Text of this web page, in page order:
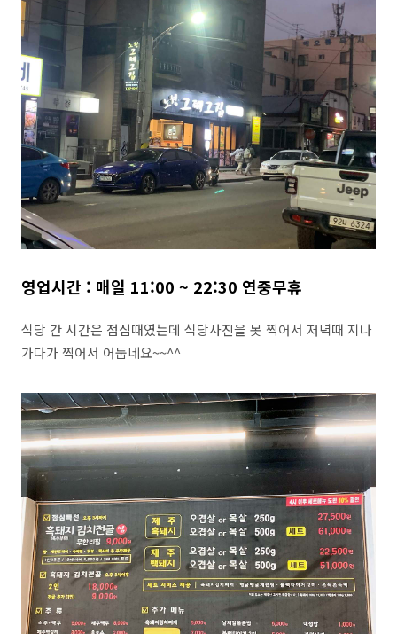
영업시간 : 매일 11:00 ~ 22:30 연중무휴
식당 간 시간은 점심때였는데 식당사진을 못 찍어서 저녁때 지나
가다가 찍어서 어둡네요~~^^